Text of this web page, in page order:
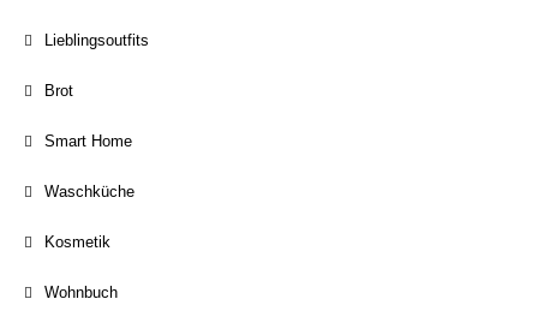
Lieblingsoutfits
Brot
Smart Home
Waschküche
Kosmetik
Wohnbuch